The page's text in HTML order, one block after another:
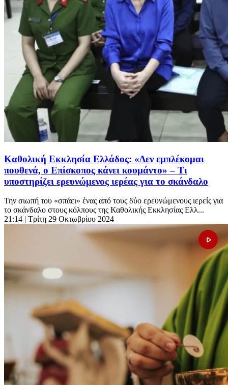
Καθολική Εκκλησία Ελλάδος: «Δεν εμπλέκομαι
πουθενά, ο Επίσκοπος κάνει κουμάντο» – Τι
υποστηρίζει ερευνώμενος ιερέας για το σκάνδαλο
Την σιωπή του «σπάει» ένας από τους δύο ερευνώμενους ιερείς για
το σκάνδαλο στους κόλπους της Καθολικής Εκκλησίας Ελλ...
21:14 | Τρίτη 29 Οκτωβρίου 2024